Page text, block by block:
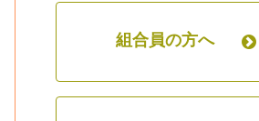
組合員の方へ